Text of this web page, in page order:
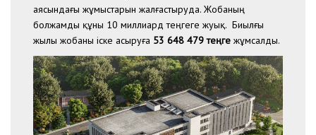
аясындағы жұмыстарын жалғастыруда. Жобаның
болжамды құны 10 миллиард теңгеге жуық. Биылғы
жылы жобаны іске асыруға 53 648 479 теңге жұмсалды.